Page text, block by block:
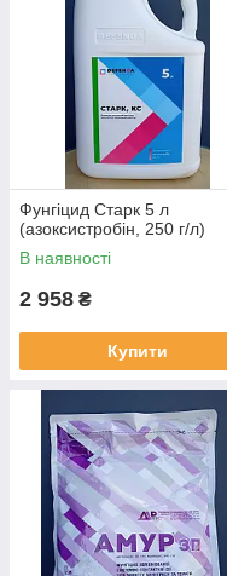
Фунгіцид Старк 5 л
(азоксистробін, 250 г/л)
В наявності
2 958 ₴
Купити